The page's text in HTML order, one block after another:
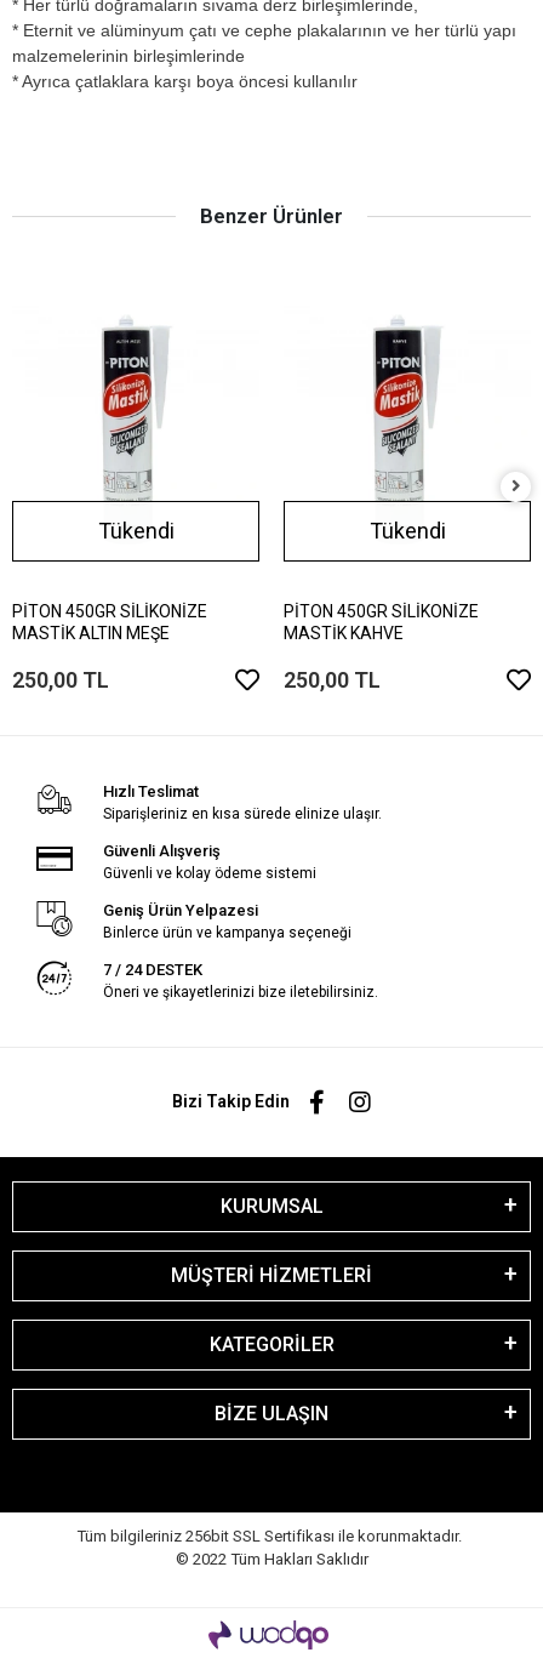
* Her türlü doğramaların sıvama derz birleşimlerinde,
* Eternit ve alüminyum çatı ve cephe plakalarının ve her türlü yapı
malzemelerinin birleşimlerinde
* Ayrıca çatlaklara karşı boya öncesi kullanılır
Benzer Ürünler
Tükendi
PİTON 450GR SİLİKONİZE
MASTİK ALTIN MEŞE
250,00 TL
Tükendi
PİTON 450GR SİLİKONİZE
MASTİK KAHVE
250,00 TL
Hızlı Teslimat
Siparişleriniz en kısa sürede elinize ulaşır.
Güvenli Alışveriş
Güvenli ve kolay ödeme sistemi
Geniş Ürün Yelpazesi
Binlerce ürün ve kampanya seçeneği
7 / 24 DESTEK
Öneri ve şikayetlerinizi bize iletebilirsiniz.
Bizi Takip Edin
KURUMSAL
MÜŞTERİ HİZMETLERİ
KATEGORİLER
BİZE ULAŞIN
Tüm bilgileriniz 256bit SSL Sertifikası ile korunmaktadır.
© 2022 Tüm Hakları Saklıdır